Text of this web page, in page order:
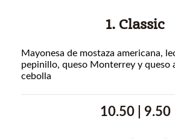
1. Classic
Mayonesa de mostaza americana,
pepinillo, queso Monterrey y queso
cebolla
10.50 | 9.50